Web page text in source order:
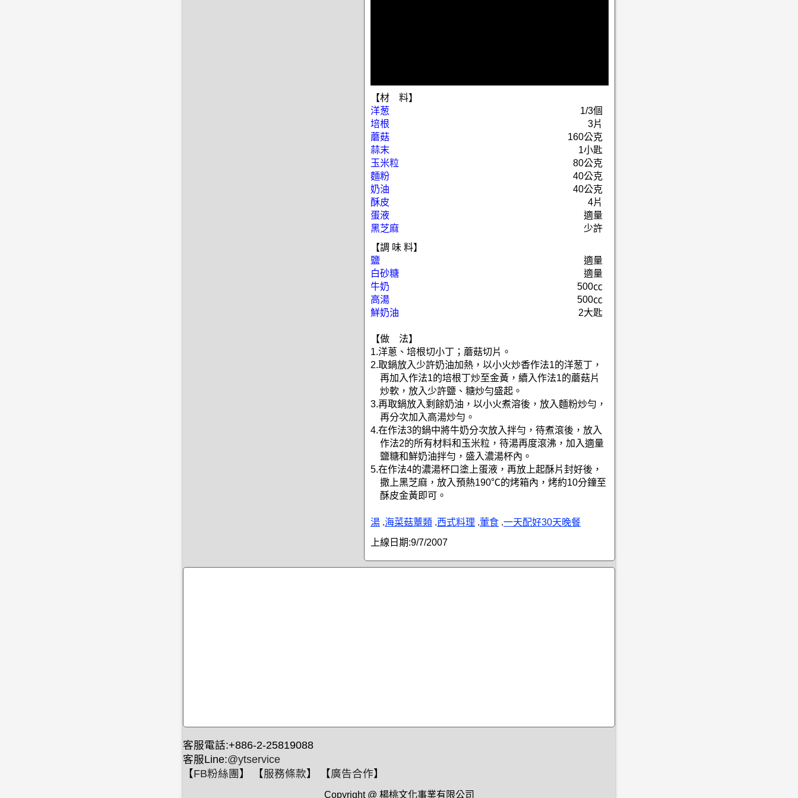
【材 料】
洋葱
1/3個
培根
3片
蘑菇
160公克
蒜末
1小匙
玉米粒
80公克
麵粉
40公克
奶油
40公克
酥皮
4片
蛋液
適量
黑芝麻
少許
【調 味 料】
鹽
適量
白砂糖
適量
牛奶
500㏄
高湯
500㏄
鮮奶油
2大匙
【做 法】
1.洋蔥、培根切小丁；蘑菇切片。
2.取鍋放入少許奶油加熱，以小火炒香作法1的洋葱丁，
再加入作法1的培根丁炒至金黃，續入作法1的蘑菇片
炒軟，放入少許鹽、糖炒勻盛起。
3.再取鍋放入剩餘奶油，以小火煮溶後，放入麵粉炒勻，
再分次加入高湯炒勻。
4.在作法3的鍋中將牛奶分次放入拌勻，待煮滾後，放入
作法2的所有材料和玉米粒，待湯再度滾沸，加入適量
鹽糖和鮮奶油拌勻，盛入濃湯杯內。
5.在作法4的濃湯杯口塗上蛋液，再放上起酥片封好後，
撒上黑芝麻，放入預熱190℃的烤箱內，烤約10分鐘至
酥皮金黃即可。
湯 .海菜菇蕈類 .西式料理 .葷食 .一天配好30天晚餐
上線日期:9/7/2007
客服電話:+886-2-25819088
客服Line:@ytservice
【FB粉絲團 】 【服務條款】 【廣告合作】
Copyright @ 楊桃文化事業有限公司